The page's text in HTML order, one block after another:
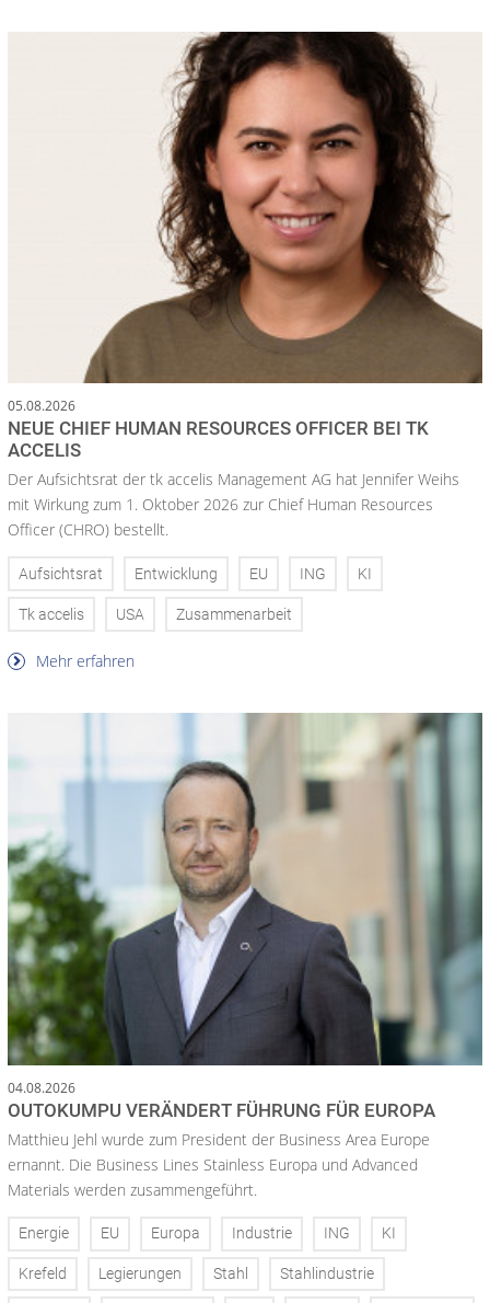
05.08.2026
NEUE CHIEF HUMAN RESOURCES OFFICER BEI TK
ACCELIS
Der Aufsichtsrat der tk accelis Management AG hat Jennifer Weihs
mit Wirkung zum 1. Oktober 2026 zur Chief Human Resources
Officer (CHRO) bestellt.
Aufsichtsrat Entwicklung EU ING KI
Tk accelis USA Zusammenarbeit
Mehr erfahren
04.08.2026
OUTOKUMPU VERÄNDERT FÜHRUNG FÜR EUROPA
Matthieu Jehl wurde zum President der Business Area Europe
ernannt. Die Business Lines Stainless Europa und Advanced
Materials werden zusammengeführt.
Energie EU Europa Industrie ING KI
Krefeld Legierungen Stahl Stahlindustrie